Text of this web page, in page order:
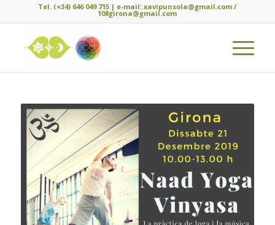
Tel. (+34) 646 049 715 | e-mail: xavipunsola@gmail.com /
108girona@gmail.com